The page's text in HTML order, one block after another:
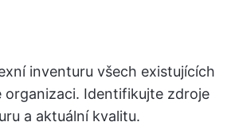
inventuru všech existujících
organizaci. Identifikujte zdroje
a aktuální kvalitu.